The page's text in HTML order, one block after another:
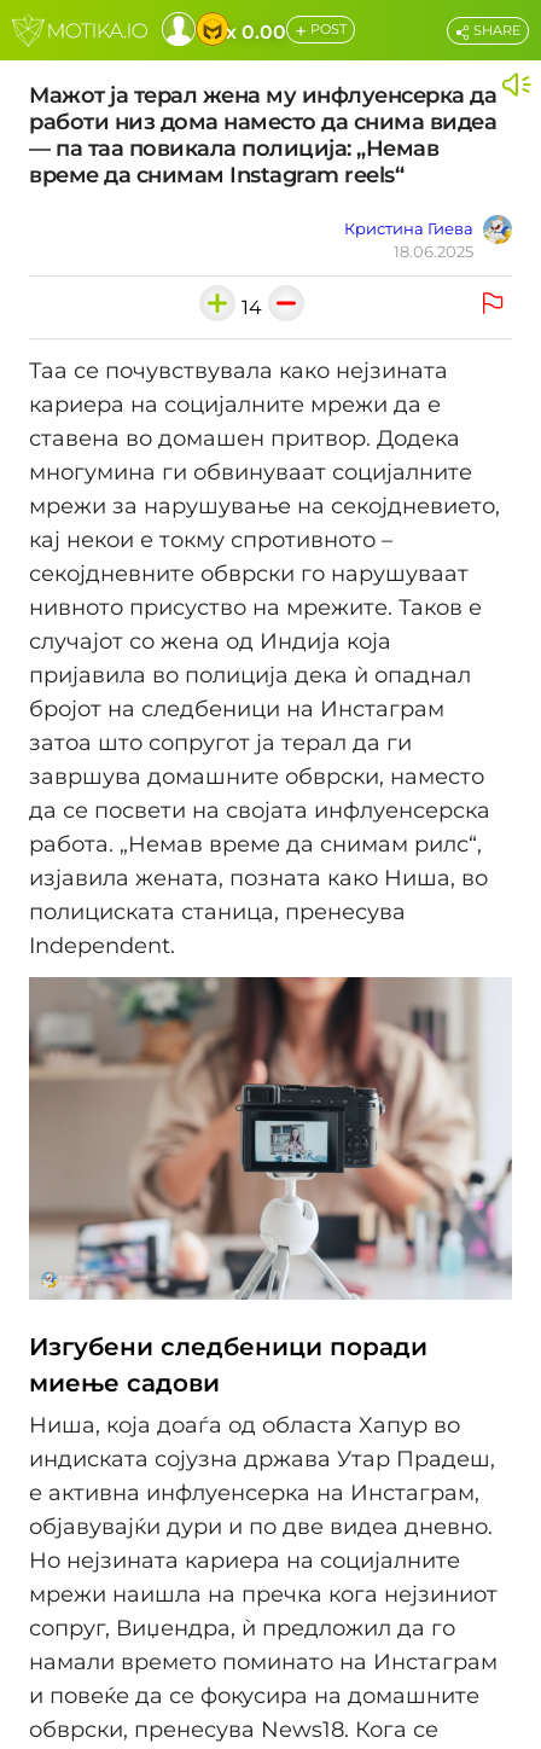
x 0.00 + POST
Мажот ја терал жена му инфлуенсерка да
работи низ дома наместо да снима видеа
— па таа повикала полиција: „Немав
време да снимам Instagram reels“
Кристина Гиева
18.06.2025
SHARE
14
Таа се почувствувала како нејзината
кариера на социјалните мрежи да е
ставена во домашен притвор. Додека
многумина ги обвинуваат социјалните
мрежи за нарушување на секојдневието,
кај некои е токму спротивното –
секојдневните обврски го нарушуваат
нивното присуство на мрежите. Таков е
случајот со жена од Индија која
пријавила во полиција дека ѝ опаднал
бројот на следбеници на Инстаграм
затоа што сопругот ја терал да ги
завршува домашните обврски, наместо
да се посвети на својата инфлуенсерска
работа. „Немав време да снимам рилс“,
изјавила жената, позната како Ниша, во
полициската станица, пренесува
Independent.
Изгубени следбеници поради
миење садови
Ниша, која доаѓа од областа Хапур во
индиската сојузна држава Утар Прадеш,
е активна инфлуенсерка на Инстаграм,
објавувајќи дури и по две видеа дневно.
Но нејзината кариера на социјалните
мрежи наишла на пречка кога нејзиниот
сопруг, Виџендра, ѝ предложил да го
намали времето поминато на Инстаграм
и повеќе да се фокусира на домашните
обврски, пренесува News18. Кога се